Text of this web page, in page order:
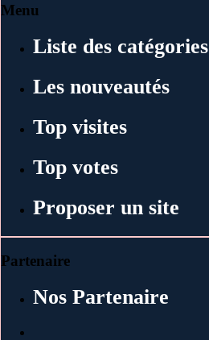
Menu
Liste des catégories
Les nouveautés
Top visites
Top votes
Proposer un site
Partenaire
Nos Partenaire